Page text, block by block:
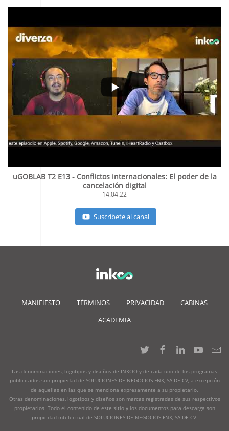
uGOBLAB T2 E13 - Conflictos internacionales: El poder de la
cancelación digital
14.04.22
Suscríbete al canal
MANIFIESTO TÉRMINOS PRIVACIDAD
CABINAS
ACADEMIA
Las denominaciones, logotipos y diseños de INKOO y de cada uno de los programas
publicitados son propiedad de SOLUCIONES DE NEGOCIOS FNX, SA DE CV, a excepción
de aquellas en las que se menciona expresamente a su propietario.
Otras denominaciones, logotipos y diseños son marcas registradas de sus respectivos
propietarios. Todo el contenido de este sitio y los documentos para descarga son
propiedad intelectual de SOLUCIONES DE NEGOCIOS FNX, SA DE CV.